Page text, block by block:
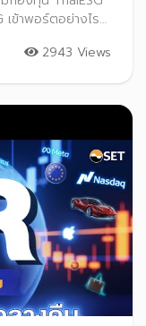
ข้าพอร์ตอย่างไร
2943 Views